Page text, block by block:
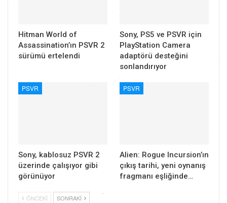
Hitman World of
Assassination’ın PSVR 2
sürümü ertelendi
Sony, PS5 ve PSVR için
PlayStation Camera
adaptörü desteğini
sonlandırıyor
PSVR
Sony, kablosuz PSVR 2
üzerinde çalışıyor gibi
görünüyor
PSVR
Alien: Rogue Incursion’ın
çıkış tarihi, yeni oynanış
fragmanı eşliğinde…
ÖNCEKI SONRAKI